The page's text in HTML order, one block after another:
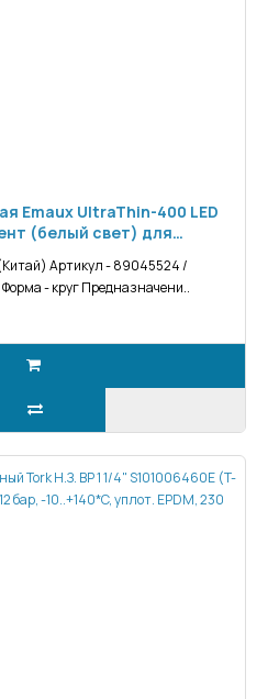
Emaux UltraThin-400 LED
(белый свет) для
300 и PLM 300
Артикул - 89045524 /
- круг Предназначени..